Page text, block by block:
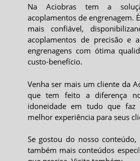
Na Aciobras tem a
acoplamentos de engrenagem.
mais confiável,
acoplamentos de precisão e
engrenagens com ótima
custo-benefício.
Venha ser mais um cliente da
que tem feito a diferença
idoneidade em tudo que faz
melhor experiência para seus
Se gostou do nosso
também mais conteúdos